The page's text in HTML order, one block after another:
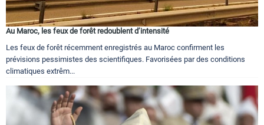
Au Maroc, les feux de forêt redoublent d’intensité
Les feux de forêt récemment enregistrés au Maroc confirment les
prévisions pessimistes des scientifiques. Favorisées par des conditions
climatiques extrêm...